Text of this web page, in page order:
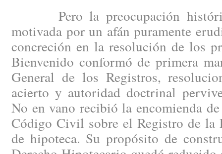
Pero la preocupación
motivada por un afán puramente
concreción en la resolución de los
Bienvenido conformó de primera
General de los Registros,
acierto y autoridad doctrinal
No en vano recibió la encomienda
Código Civil sobre el Registro de la
de hipoteca. Su propósito de